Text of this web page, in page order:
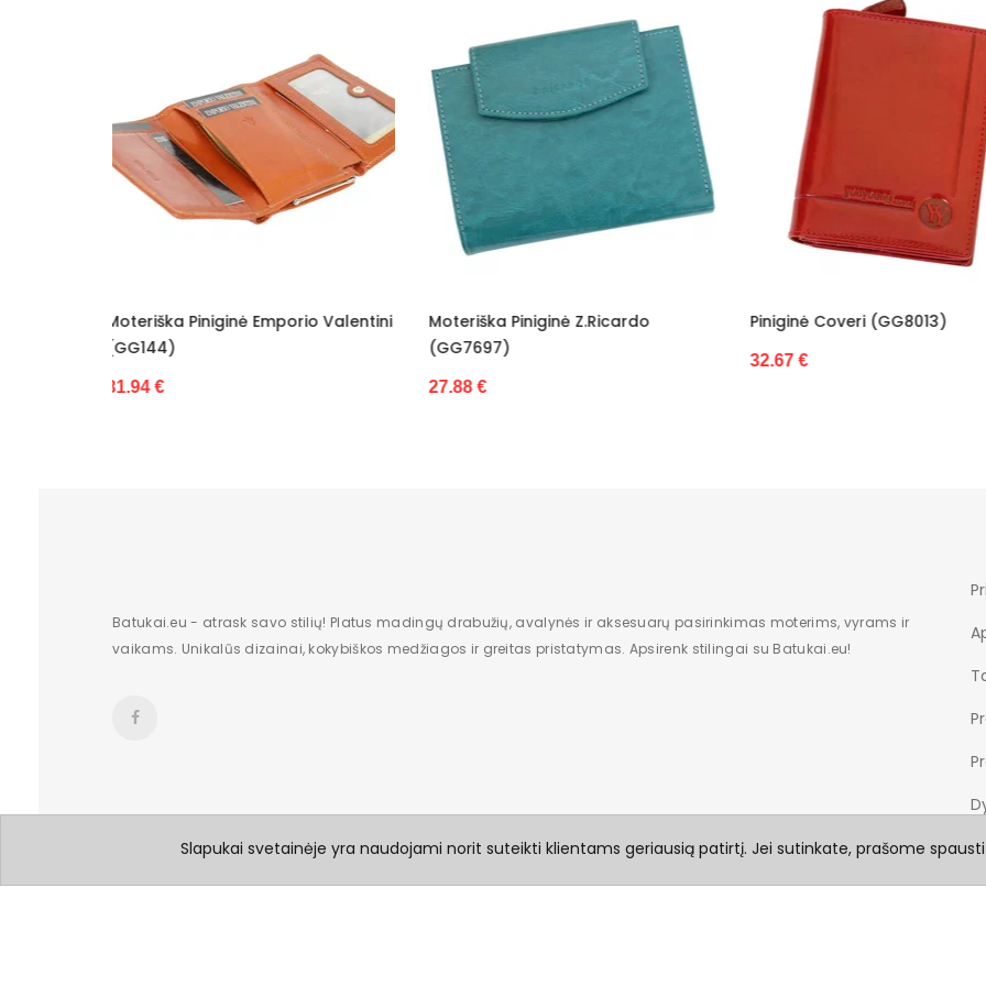
Moteriška Piniginė Z.Ricardo
(GG7697)
27.88 €
Piniginė Coveri (GG8013)
32.67 €
Piniginė Juoda Su Sagtimi
Batukai.eu - atrask savo stilių! Platus madingų drabužių, avalynės ir aksesuarų pasirinkimas moterims, vyrams ir
vaikams. Unikalūs dizainai, kokybiškos medžiagos ir greitas pristatymas. Apsirenk stilingai su Batukai.eu!
Slapukai svetainėje yra naudojami norit suteikti klientams geriausią patirtį. Jei sutinkate, prašome spausti